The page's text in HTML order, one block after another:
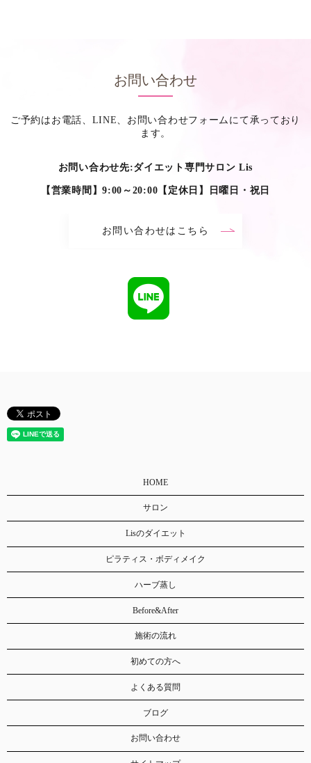
お問い合わせ
ご予約はお電話、LINE、お問い合わせフォームにて承っており
ます。
お問い合わせ先:ダイエット専門サロン Lis
【営業時間】9:00～20:00【定休日】日曜日・祝日
お問い合わせはこちら
HOME
サロン
Lisのダイエット
ピラティス・ボディメイク
ハーブ蒸し
Before&After
施術の流れ
初めての方へ
よくある質問
ブログ
お問い合わせ